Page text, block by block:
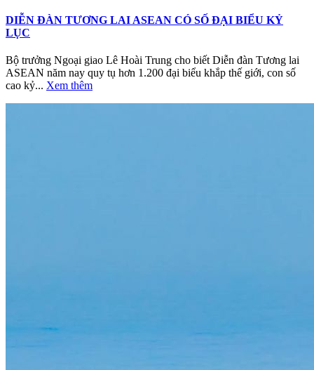
DIỄN ĐÀN TƯƠNG LAI ASEAN CÓ SỐ ĐẠI BIỂU KỶ
LỤC
Bộ trưởng Ngoại giao Lê Hoài Trung cho biết Diễn đàn Tương lai
ASEAN năm nay quy tụ hơn 1.200 đại biểu khắp thế giới, con số
cao kỷ... Xem thêm